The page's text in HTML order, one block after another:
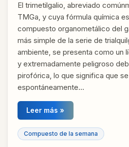
El trimetilgalio, abreviado
TMGa, y cuya fórmula química
compuesto organometálico del
más simple de la serie de
ambiente, se presenta como un
y extremadamente peligroso
pirofórica, lo que significa que
espontáneamente…
Leer más »
Compuesto de la semana